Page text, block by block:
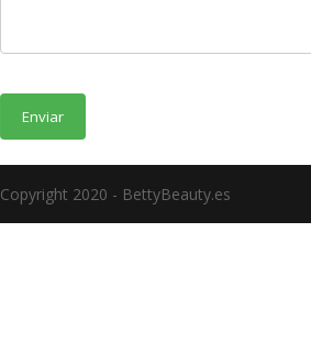
Copyright 2020 - BettyBeauty.es